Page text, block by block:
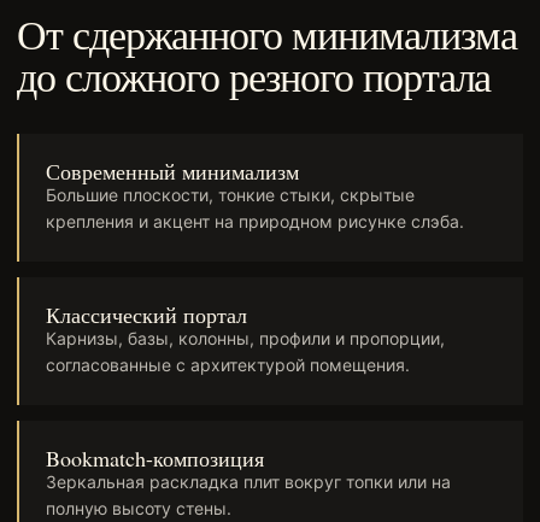
От сдержанного минимализма
до сложного резного портала
Современный минимализм
Большие плоскости, тонкие стыки, скрытые
крепления и акцент на природном рисунке слэба.
Классический портал
Карнизы, базы, колонны, профили и пропорции,
согласованные с архитектурой помещения.
Bookmatch-композиция
Зеркальная раскладка плит вокруг топки или на
полную высоту стены.